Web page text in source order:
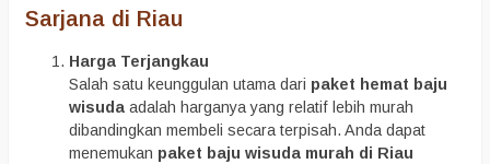
Sarjana di Riau
Harga Terjangkau
Salah satu keunggulan utama dari paket hemat baju
wisuda adalah harganya yang relatif lebih murah
dibandingkan membeli secara terpisah. Anda dapat
menemukan paket baju wisuda murah di Riau